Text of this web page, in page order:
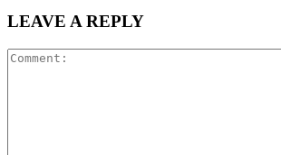
LEAVE A REPLY